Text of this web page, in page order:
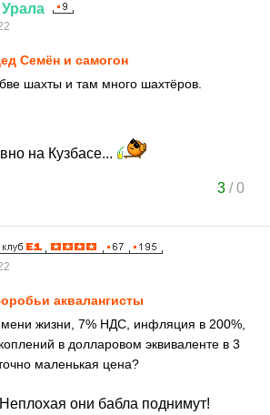
Урала
Семён и самогон
шахты и там много шахтёров.
на Кузбасе...
3/0
аквалангисты
жизни, 7% НДС, инфляция в 200%,
в долларовом эквиваленте в 3
маленькая цена?
они бабла поднимут!